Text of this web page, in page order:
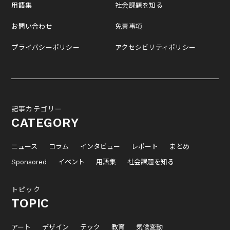
用語集
お問い合わせ
プライバシーポリシー
社会課題を知る
免責事項
アクセシビリティポリシー
記事カテゴリー
CATEGORY
ニュース コラム インタビュー レポート
まとめ
Sponsored
イベント 用語集 社会課題を知る
トピック
TOPIC
アート デザイン テック 教育 気候変動